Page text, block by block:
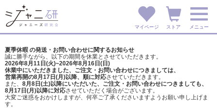
マイページ ストア メニュー
夏季休暇 の発送・お問い合わせに関するお知らせ
誠に勝手ながら、以下の期間を休業とさせていただきます。
2026年8月11日(火)~2026年8月16日(日)
休業中にいただきました、ご注文・お問い合わせにつきましては、
営業再開の8月17日(月)以降、順に対応させていただきます。
また、 8月8日(土)以降にいただいた、ご注文・ お問い合わせにつきましても、
8月17日(月)以降に対応させていただく場合がございます。
大変ご迷惑をおかけしますが、 何卒ご了承くださいますようお願い申し上げま
す。